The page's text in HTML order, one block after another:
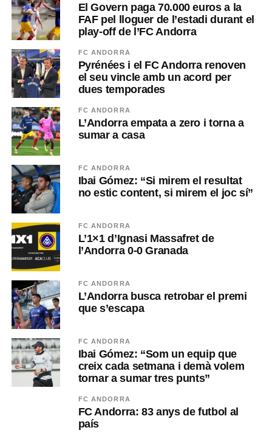
El Govern paga 70.000 euros a la
FAF pel lloguer de l’estadi durant el
play-off de l’FC Andorra
FC ANDORRA
Pyrénées i el FC Andorra renoven
el seu vincle amb un acord per
dues temporades
FC ANDORRA
L’Andorra empata a zero i torna a
sumar a casa
FC ANDORRA
Ibai Gómez: “Si mirem el resultat
no estic content, si mirem el joc sí”
FC ANDORRA
L’1×1 d’Ignasi Massafret de
l’Andorra 0-0 Granada
FC ANDORRA
L’Andorra busca retrobar el premi
que s’escapa
FC ANDORRA
Ibai Gómez: “Som un equip que
creix cada setmana i demà volem
tornar a sumar tres punts”
FC ANDORRA
FC Andorra: 83 anys de futbol al
país